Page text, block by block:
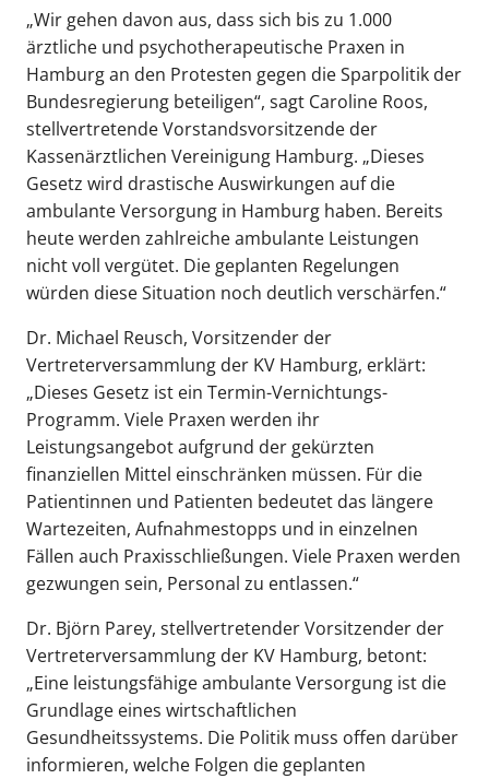
„Wir gehen davon aus, dass sich bis zu 1.000
ärztliche und psychotherapeutische Praxen in
Hamburg an den Protesten gegen die Sparpolitik der
Bundesregierung beteiligen“, sagt Caroline Roos,
stellvertretende Vorstandsvorsitzende der
Kassenärztlichen Vereinigung Hamburg. „Dieses
Gesetz wird drastische Auswirkungen auf die
ambulante Versorgung in Hamburg haben. Bereits
heute werden zahlreiche ambulante Leistungen
nicht voll vergütet. Die geplanten Regelungen
würden diese Situation noch deutlich verschärfen.“
Dr. Michael Reusch, Vorsitzender der
Vertreterversammlung der KV Hamburg, erklärt:
„Dieses Gesetz ist ein Termin-Vernichtungs-
Programm. Viele Praxen werden ihr
Leistungsangebot aufgrund der gekürzten
finanziellen Mittel einschränken müssen. Für die
Patientinnen und Patienten bedeutet das längere
Wartezeiten, Aufnahmestopps und in einzelnen
Fällen auch Praxisschließungen. Viele Praxen werden
gezwungen sein, Personal zu entlassen.“
Dr. Björn Parey, stellvertretender Vorsitzender der
Vertreterversammlung der KV Hamburg, betont:
„Eine leistungsfähige ambulante Versorgung ist die
Grundlage eines wirtschaftlichen
Gesundheitssystems. Die Politik muss offen darüber
informieren, welche Folgen die geplanten